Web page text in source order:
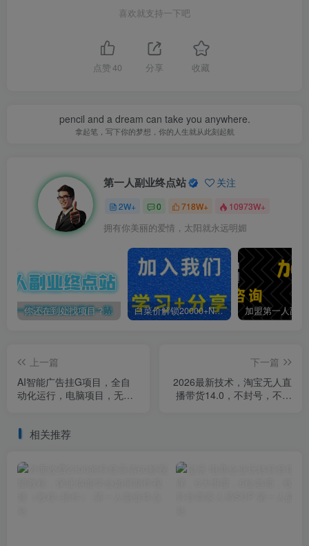
喜欢就支持一下吧
点赞 40 分享 收藏
pencil and a dream can take you anywhere.
拿起笔，写下你的梦想，你的人生就从此刻起航
第一人副业终点站 关注
2W+ 0 718W+ 10973W+
拥有你美丽的爱情，太阳就永远明媚
你还在到处找项目？还在当韭菜？我靠卖项目一个月收入5万+，曾经我也是个失败者。 白菜价解锁20000+N个赚钱机会，加入第一人副业终点站会员，全站资源免费学习。
上一篇
AI智能广告挂G项目，全自
动化运行，电脑项目，无配
【揭秘】
下一篇
2026最新技术，淘宝无人直
播带货14.0，不封号，不违
相关推荐